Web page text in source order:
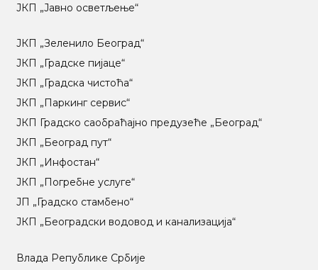
ЈКП „Јавно осветљење“
ЈКП „Зеленило Београд“
ЈКП „Градске пијаце“
ЈКП „Градска чистоћа“
ЈКП „Паркинг сервис“
ЈКП Градско саобраћајно предузеће „Београд“
ЈКП „Београд пут“
ЈКП „Инфостан“
ЈКП „Погребне услуге“
ЈП „Градско стамбено“
ЈКП „Београдски водовод и канализација“
Влада Републике Србије